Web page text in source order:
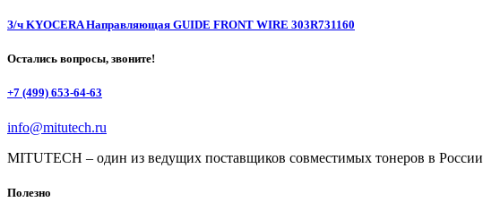
З/ч KYOCERA Направляющая GUIDE FRONT WIRE 303R731160
Остались вопросы, звоните!
+7 (499) 653-64-63
info@mitutech.ru
MITUTECH – один из ведущих поставщиков совместимых тонеров в России
Полезно